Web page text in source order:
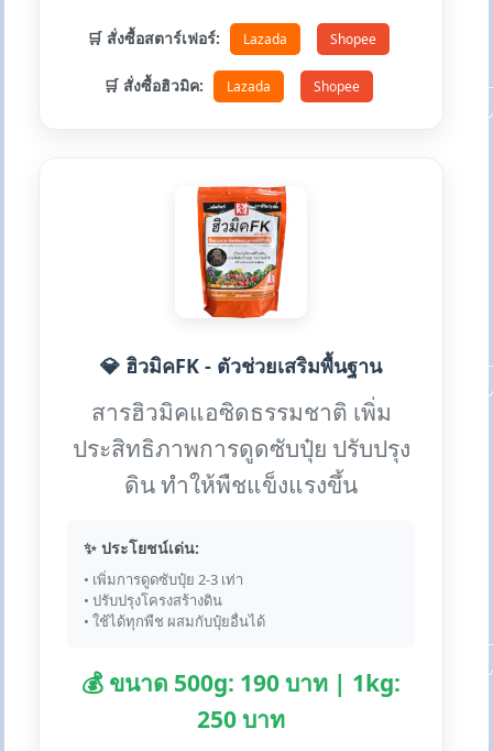
🛒 สั่งซื้อสตาร์เฟอร์: Lazada Shopee
🛒 สั่งซื้อฮิวมิค: Lazada Shopee
💎 ฮิวมิคFK - ตัวช่วยเสริมพื้นฐาน
สารฮิวมิคแอซิดธรรมชาติ เพิ่ม
ประสิทธิภาพการดูดซับปุ๋ย ปรับปรุง
ดิน ทำให้พืชแข็งแรงขึ้น
✨ ประโยชน์เด่น:
• เพิ่มการดูดซับปุ๋ย 2-3 เท่า
• ปรับปรุงโครงสร้างดิน
• ใช้ได้ทุกพืช ผสมกับปุ๋ยอื่นได้
💰 ขนาด 500g: 190 บาท | 1kg:
250 บาท